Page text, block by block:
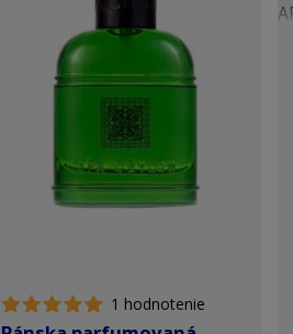
1 hodnotenie